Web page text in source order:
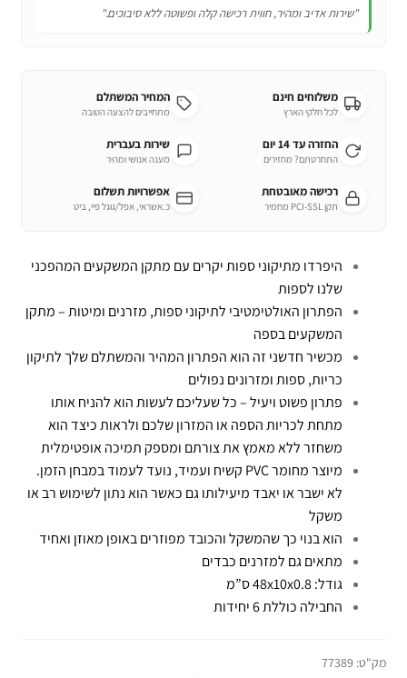
"שירות אדיב ומהיר, חווית רכישה קלה ופשוטה ללא סיבוכים."
משלוחים חינם
לכל חלקי הארץ
המחיר המשתלם
מתחייבים להצעה הטובה
החזרה עד 14 יום
התחרטתם? מחזירים
שירות בעברית
מענה אנושי ומהיר
רכישה מאובטחת
תקן PCI-SSL מחמיר
אפשרויות תשלום
כ.אשראי, אפל/גוגל פיי, ביט
היפרדו מתיקוני ספות יקרים עם מתקן המשקעים המהפכני
שלנו לספות
הפתרון האולטימטיבי לתיקוני ספות, מזרנים ומיטות – מתקן
המשקעים בספה
מכשיר חדשני זה הוא הפתרון המהיר והמשתלם שלך לתיקון
כריות, ספות ומזרונים נפולים
פתרון פשוט ויעיל – כל שעליכם לעשות הוא להניח אותו
מתחת לכריות הספה או המזרון שלכם ולראות כיצד הוא
משחזר ללא מאמץ את צורתם ומספק תמיכה אופטימלית
מיוצר מחומר PVC קשיח ועמיד, נועד לעמוד במבחן הזמן.
לא ישבר או יאבד מיעילותו גם כאשר הוא נתון לשימוש רב או
משקל
הוא בנוי כך שהמשקל והכובד מפוזרים באופן מאוזן ואחיד
מתאים גם למזרנים כבדים
גודל: 48x10x0.8 ס”מ
החבילה כוללת 6 יחידות
מק"ט: 77389